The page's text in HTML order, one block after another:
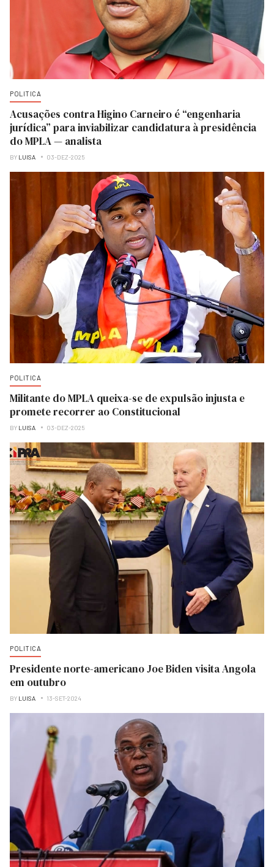
POLITICA
Acusações contra Higino Carneiro é “engenharia
jurídica” para inviabilizar candidatura à presidência
do MPLA — analista
BY LUISA 03-DEZ-2025
POLITICA
Militante do MPLA queixa-se de expulsão injusta e
promete recorrer ao Constitucional
BY LUISA 03-DEZ-2025
POLITICA
Presidente norte-americano Joe Biden visita Angola
em outubro
BY LUISA 13-SET-2024